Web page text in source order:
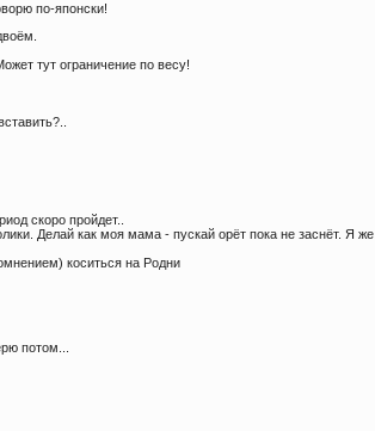
по-японски!
тут ограничение по весу!
скоро пройдет..
Делай как моя мама - пускай орёт пока не заснёт. Я же
коситься на Родни
потом...